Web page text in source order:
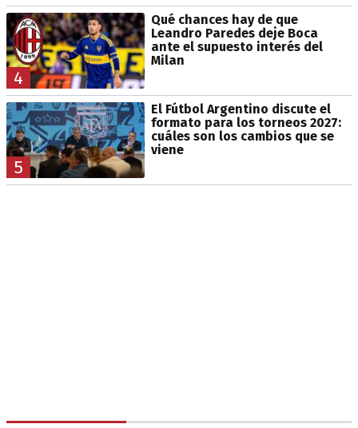
4
Qué chances hay de que
Leandro Paredes deje Boca
ante el supuesto interés del
Milan
5
El Fútbol Argentino discute el
formato para los torneos 2027:
cuáles son los cambios que se
viene